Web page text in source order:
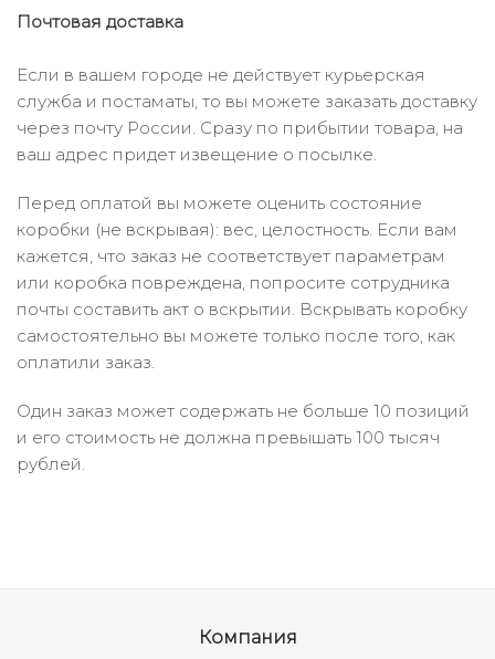
Почтовая доставка
Если в вашем городе не действует курьерская
служба и постаматы, то вы можете заказать доставку
через почту России. Сразу по прибытии товара, на
ваш адрес придет извещение о посылке.
Перед оплатой вы можете оценить состояние
коробки (не вскрывая): вес, целостность. Если вам
кажется, что заказ не соответствует параметрам
или коробка повреждена, попросите сотрудника
почты составить акт о вскрытии. Вскрывать коробку
самостоятельно вы можете только после того, как
оплатили заказ.
Один заказ может содержать не больше 10 позиций
и его стоимость не должна превышать 100 тысяч
рублей.
Компания